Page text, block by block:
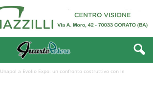
Unapol a Evolio Expo: un confronto costruttivo con le